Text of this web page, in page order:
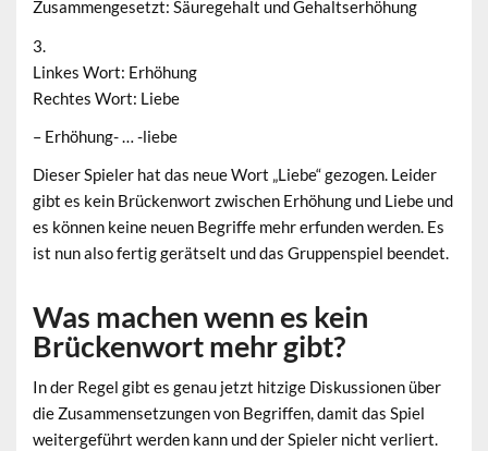
Zusammengesetzt: Säuregehalt und Gehaltserhöhung
3.
Linkes Wort: Erhöhung
Rechtes Wort: Liebe
– Erhöhung- … -liebe
Dieser Spieler hat das neue Wort „Liebe“ gezogen. Leider
gibt es kein Brückenwort zwischen Erhöhung und Liebe und
es können keine neuen Begriffe mehr erfunden werden. Es
ist nun also fertig gerätselt und das Gruppenspiel beendet.
Was machen wenn es kein
Brückenwort mehr gibt?
In der Regel gibt es genau jetzt hitzige Diskussionen über
die Zusammensetzungen von Begriffen, damit das Spiel
weitergeführt werden kann und der Spieler nicht verliert.